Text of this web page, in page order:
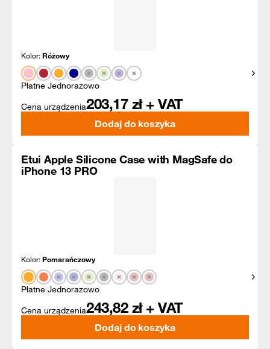
Kolor:Różowy
Płatne Jednorazowo
Cena urządzenia203,17 zł + VAT
Dodaj do koszyka
Etui Apple Silicone Case with MagSafe do
iPhone 13 PRO
Kolor:Pomarańczowy
Płatne Jednorazowo
Cena urządzenia243,82 zł + VAT
Dodaj do koszyka